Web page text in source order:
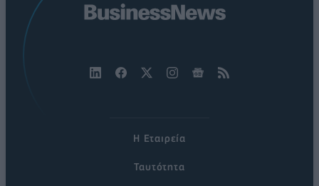
Η Εταιρεία
Ταυτότητα